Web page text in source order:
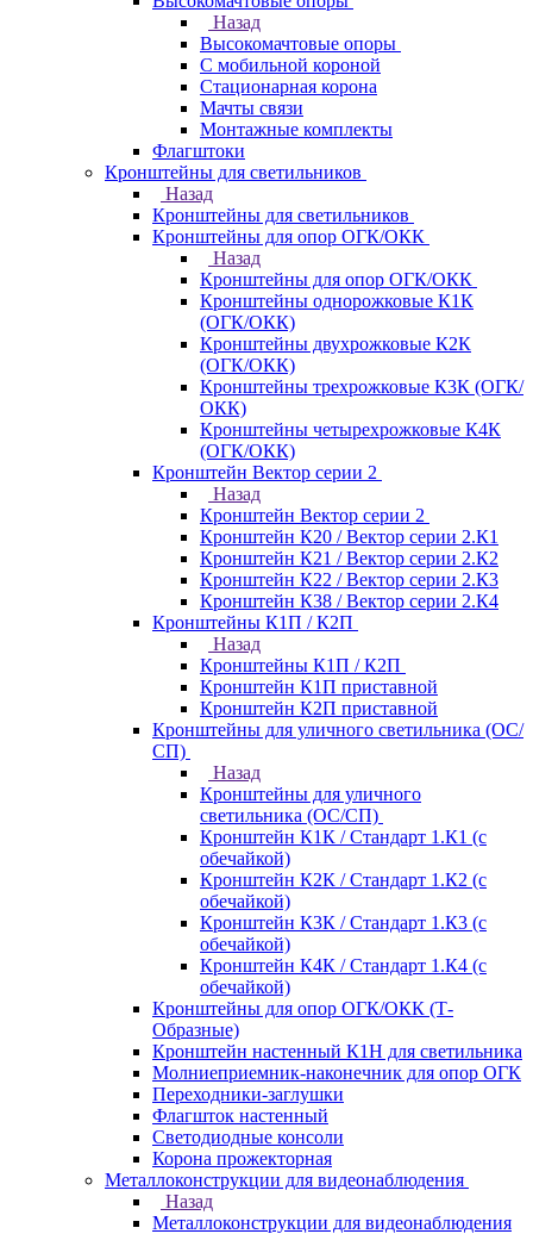
Назад
Высокомачтовые опоры
С мобильной короной
Стационарная корона
Мачты связи
Монтажные комплекты
Флагштоки
Кронштейны для светильников
Назад
Кронштейны для светильников
Кронштейны для опор ОГК/ОКК
Назад
Кронштейны для опор ОГК/ОКК
Кронштейны однорожковые К1К
(ОГК/ОКК)
Кронштейны двухрожковые К2К
(ОГК/ОКК)
Кронштейны трехрожковые К3К (ОГК/
ОКК)
Кронштейны четырехрожковые К4К
(ОГК/ОКК)
Кронштейн Вектор серии 2
Назад
Кронштейн Вектор серии 2
Кронштейн К20 / Вектор серии 2.К1
Кронштейн К21 / Вектор серии 2.К2
Кронштейн К22 / Вектор серии 2.К3
Кронштейн К38 / Вектор серии 2.К4
Кронштейны К1П / К2П
Назад
Кронштейны К1П / К2П
Кронштейн К1П приставной
Кронштейн К2П приставной
Кронштейны для уличного светильника (ОС/
СП)
Назад
Кронштейны для уличного
светильника (ОС/СП)
Кронштейн К1К / Стандарт 1.К1 (с
обечайкой)
Кронштейн К2К / Стандарт 1.К2 (с
обечайкой)
Кронштейн К3К / Стандарт 1.К3 (с
обечайкой)
Кронштейн К4К / Стандарт 1.К4 (с
обечайкой)
Кронштейны для опор ОГК/ОКК (Т-
Образные)
Кронштейн настенный К1Н для светильника
Молниеприемник-наконечник для опор ОГК
Переходники-заглушки
Флагшток настенный
Светодиодные консоли
Корона прожекторная
Металлоконструкции для видеонаблюдения
Назад
Металлоконструкции для видеонаблюдения